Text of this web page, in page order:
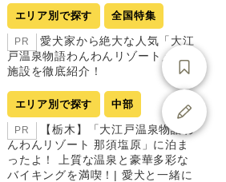
エリア別で探す 全国特集
PR
愛犬家から絶大な人気「大江
戸温泉物語わんわんリゾート」全5
施設を徹底紹介！
エリア別で探す 中部
PR
【栃木】「大江戸温泉物語わ
んわんリゾート 那須塩原」に泊ま
ったよ！ 上質な温泉と豪華多彩な
バイキングを満喫！| 愛犬と一緒に